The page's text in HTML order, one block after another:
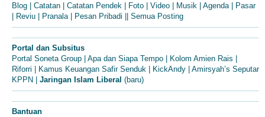
Blog
Catatan Catatan Pendek Foto Video Musik Agenda|
Pasar
Reviu Pranala| Pesan Pribadi Semua Posting
Portal dan Subsitus
Portal Soneta Group
Apa dan Siapa Tempo Kolom Amien Rais
Riforri
Kamus Keuangan Safir Senduk KickAndy
Amirsyah’s Seputar
KPPN
Jaringan Islam Liberal (baru)
Bantuan